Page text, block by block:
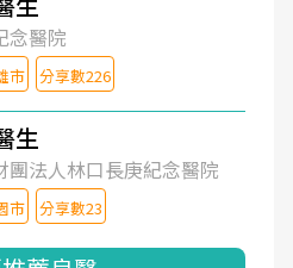
念醫院
市 分享數226
生
團法人林口長庚紀念醫院
市 分享數23